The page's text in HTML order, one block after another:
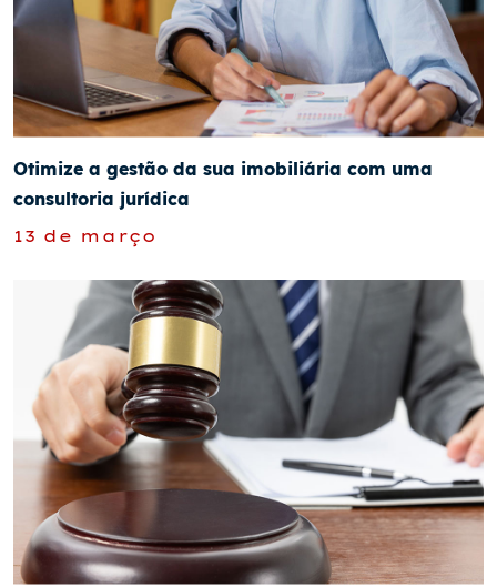
Otimize a gestão da sua imobiliária com uma
consultoria jurídica
13 de março